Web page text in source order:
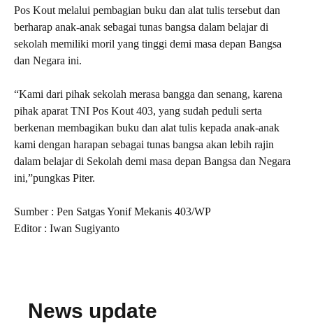
Pos Kout melalui pembagian buku dan alat tulis tersebut dan
berharap anak-anak sebagai tunas bangsa dalam belajar di
sekolah memiliki moril yang tinggi demi masa depan Bangsa
dan Negara ini.
“Kami dari pihak sekolah merasa bangga dan senang, karena
pihak aparat TNI Pos Kout 403, yang sudah peduli serta
berkenan membagikan buku dan alat tulis kepada anak-anak
kami dengan harapan sebagai tunas bangsa akan lebih rajin
dalam belajar di Sekolah demi masa depan Bangsa dan Negara
ini,”pungkas Piter.
Sumber : Pen Satgas Yonif Mekanis 403/WP
Editor : Iwan Sugiyanto
News update